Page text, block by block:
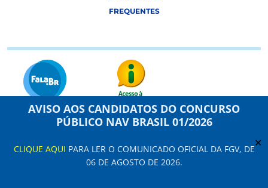
AVISO AOS CANDIDATOS DO CONCURSO
PÚBLICO NAV BRASIL 01/2026
CLIQUE AQUI PARA LER O COMUNICADO OFICIAL DA FGV, DE
06 DE AGOSTO DE 2026.
✕
FREQUENTES
Este site usa cookies e dados pessoais de acordo com os nossos Termos de
Configuração de Cookies